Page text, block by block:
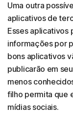
Uma outra
aplicativos de
Esses aplicativos
informações por
bons aplicativos
publicarão em
menos
filho permita que
mídias sociais.